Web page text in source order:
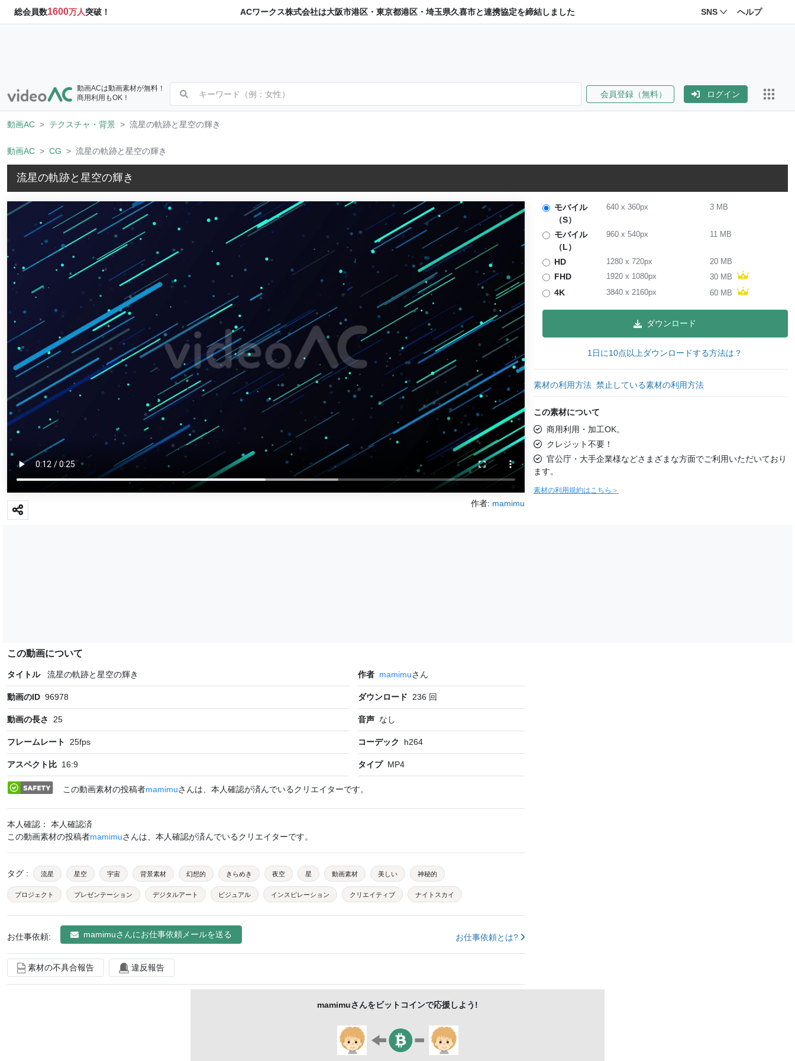
総会員数1600万人突破！ ACワークス株式会社は大阪市港区・東京都港区・埼玉県久喜市と連携協定を締結しました SNS ヘルプ
動画ACは動画素材が無料！
商用利用もOK！
会員登録（無料） ログイン
動画AC テクスチャ・背景 流星の軌跡と星空の輝き
動画AC CG 流星の軌跡と星空の輝き
流星の軌跡と星空の輝き
作者: mamimu
モバイル
（S）
640x 360px 3 MB
モバイル
（L）
960x 540px 11 MB
HD 1280x 720px 20 MB
FHD 1920x 1080px 30 MB
4K 3840x 2160px 60 MB
ダウンロード
1日に10点以上ダウンロードする方法は？
素材の利用方法 禁止している素材の利用方法
この素材について
商用利用・加工OK。
クレジット不要！
官公庁・大手企業様などさまざまな方面でご利用いただいており
ます。
素材の利用規約はこちら＞
この動画について
タイトル 流星の軌跡と星空の輝き
動画のID 96978
動画の長さ 25
フレームレート 25fps
アスペクト比 16:9
作者 mamimuさん
ダウンロード 236 回
音声 なし
コーデック h264
タイプ MP4
この動画素材の投稿者mamimuさんは、本人確認が済んでいるクリエイターです。
本人確認： 本人確認済
この動画素材の投稿者mamimuさんは、本人確認が済んでいるクリエイターです。
タグ : 流星 星空 宇宙 背景素材 幻想的 きらめき 夜空 星 動画素材 美しい 神秘的
プロジェクト プレゼンテーション デジタルアート ビジュアル インスピレーション クリエイティブ ナイトスカイ
お仕事依頼: mamimuさんにお仕事依頼メールを送る お仕事依頼とは?
素材の不具合報告 違反報告
mamimuさんをビットコインで応援しよう!